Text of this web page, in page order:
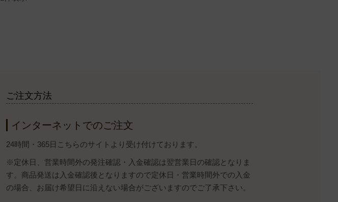
ご注文方法
インターネットでのご注文
24時間・365日こちらのサイトより受け付けております。
※定休日、営業時間外の発注確認・入金確認は翌営業日の確認となりま
す。商品発送は入金確認後となりますので定休日・営業時間外での入金
の場合、お届け希望日に沿えない場合がございますのでご了承下さい。